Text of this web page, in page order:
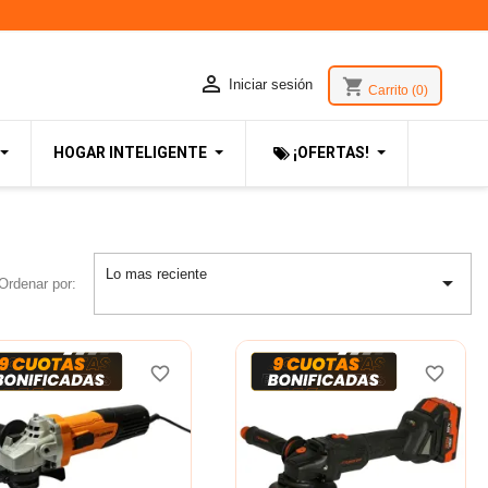
 Iniciar sesión shopping_cart Carrito (0)
HOGAR INTELIGENTE ¡OFERTAS!
por:
Lo mas reciente 
favorite_border
favorite_border favorite_border
favorite_border